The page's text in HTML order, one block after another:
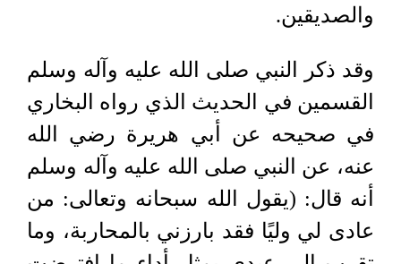
والصديقين.
وقد ذكر النبي صلى الله عليه وآله وسلم
القسمين في الحديث الذي رواه البخاري
في صحيحه عن أبي هريرة رضي الله
عنه، عن النبي صلى الله عليه وآله وسلم
أنه قال: (يقول الله سبحانه وتعالى: من
عادى لي وليًا فقد بارزني بالمحاربة، وما